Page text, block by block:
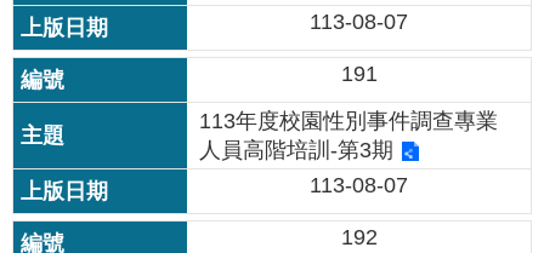
雙
語
詞
隱
私
權
113-08-07
191
113年度校園性別事件調查專業
人員高階培訓-第3期
113-08-07
192